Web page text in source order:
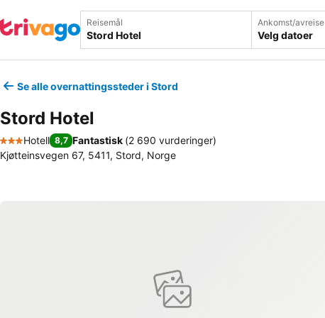
Reisemål Ankomst/avreise
Velg datoer
Se alle overnattingssteder i Stord
Stord Hotel
3 Stjerner
Hotell 8,7 Fantastisk (2 690 vurderinger)
Kjøtteinsvegen 67, 5411, Stord, Norge